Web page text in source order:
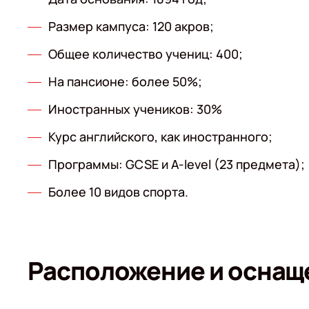
Размер кампуса: 120 акров;
Общее количество учениц: 400;
На пансионе: более 50%;
Иностранных учеников: 30%
Курс английского, как иностранного;
Программы: GCSE и A-level (23 предмета);
Более 10 видов спорта.
Расположение и